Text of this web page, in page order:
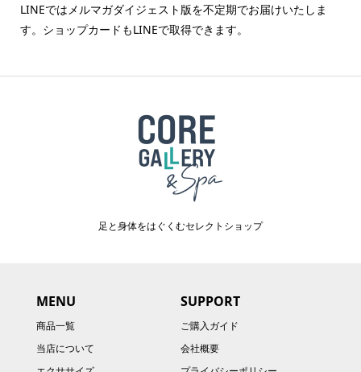
LINEではメルマガダイジェスト版を不定期でお届けいたしま
す。ショップカードもLINEで取得できます。
足と身体をはぐくむセレクトショップ
MENU
商品一覧
当店について
SUPPORT
ご購入ガイド
会社概要